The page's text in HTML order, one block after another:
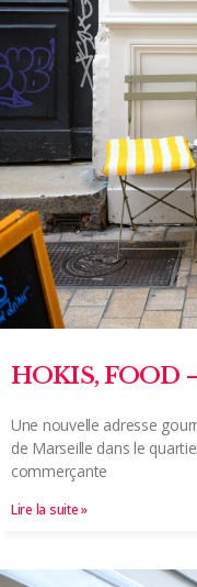
HOKIS, FOOD
Une nouvelle adresse
de Marseille dans le
commerçante
Lire la suite »